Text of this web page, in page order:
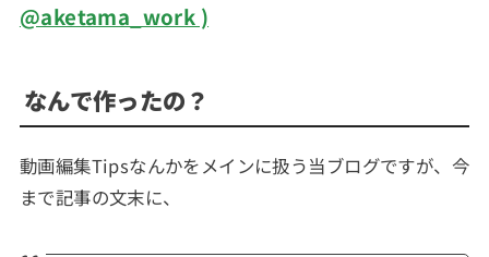
@aketama_work )
なんで作ったの？
動画編集Tipsなんかをメインに扱う当ブログですが、今
まで記事の文末に、